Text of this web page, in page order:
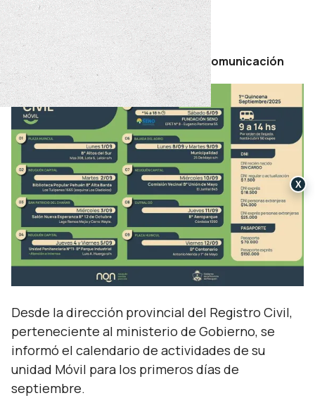
y Bajada del Agrio.
jueves 28 de agosto de 2025
Por Secretaría de Prensa y Comunicación
Desde la dirección provincial del Registro Civil,
perteneciente al ministerio de Gobierno, se
informó el calendario de actividades de su
unidad Móvil para los primeros días de
septiembre.
X